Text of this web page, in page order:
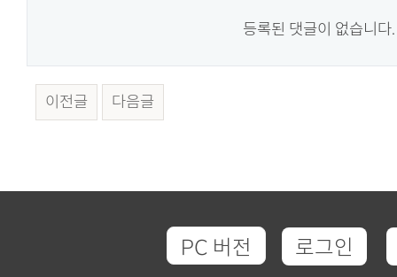
등록된 댓글이 없습니다.
이전글 다음글
PC 버전 로그인